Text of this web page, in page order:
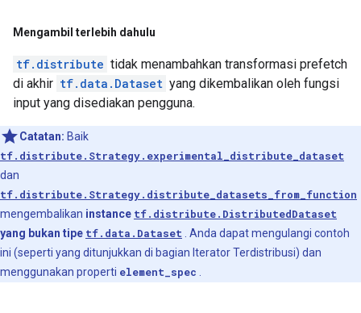
Mengambil terlebih dahulu
tf.distribute tidak menambahkan transformasi prefetch
di akhir tf.data.Dataset yang dikembalikan oleh fungsi
input yang disediakan pengguna.
Catatan: Baik
tf.distribute.Strategy.experimental_distribute_dataset
dan
tf.distribute.Strategy.distribute_datasets_from_function
mengembalikan instance tf.distribute.DistributedDataset
yang bukan tipe tf.data.Dataset . Anda dapat mengulangi contoh
ini (seperti yang ditunjukkan di bagian Iterator Terdistribusi) dan
menggunakan properti element_spec